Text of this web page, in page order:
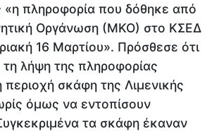
πληροφορία που δόθηκε από
Οργάνωση (ΜΚΟ) στο ΚΣΕΔ
16 Μαρτίου». Πρόσθεσε ότι
λήψη της πληροφορίας
σκάφη της Λιμενικής
όμως να εντοπίσουν
τα σκάφη έκαναν